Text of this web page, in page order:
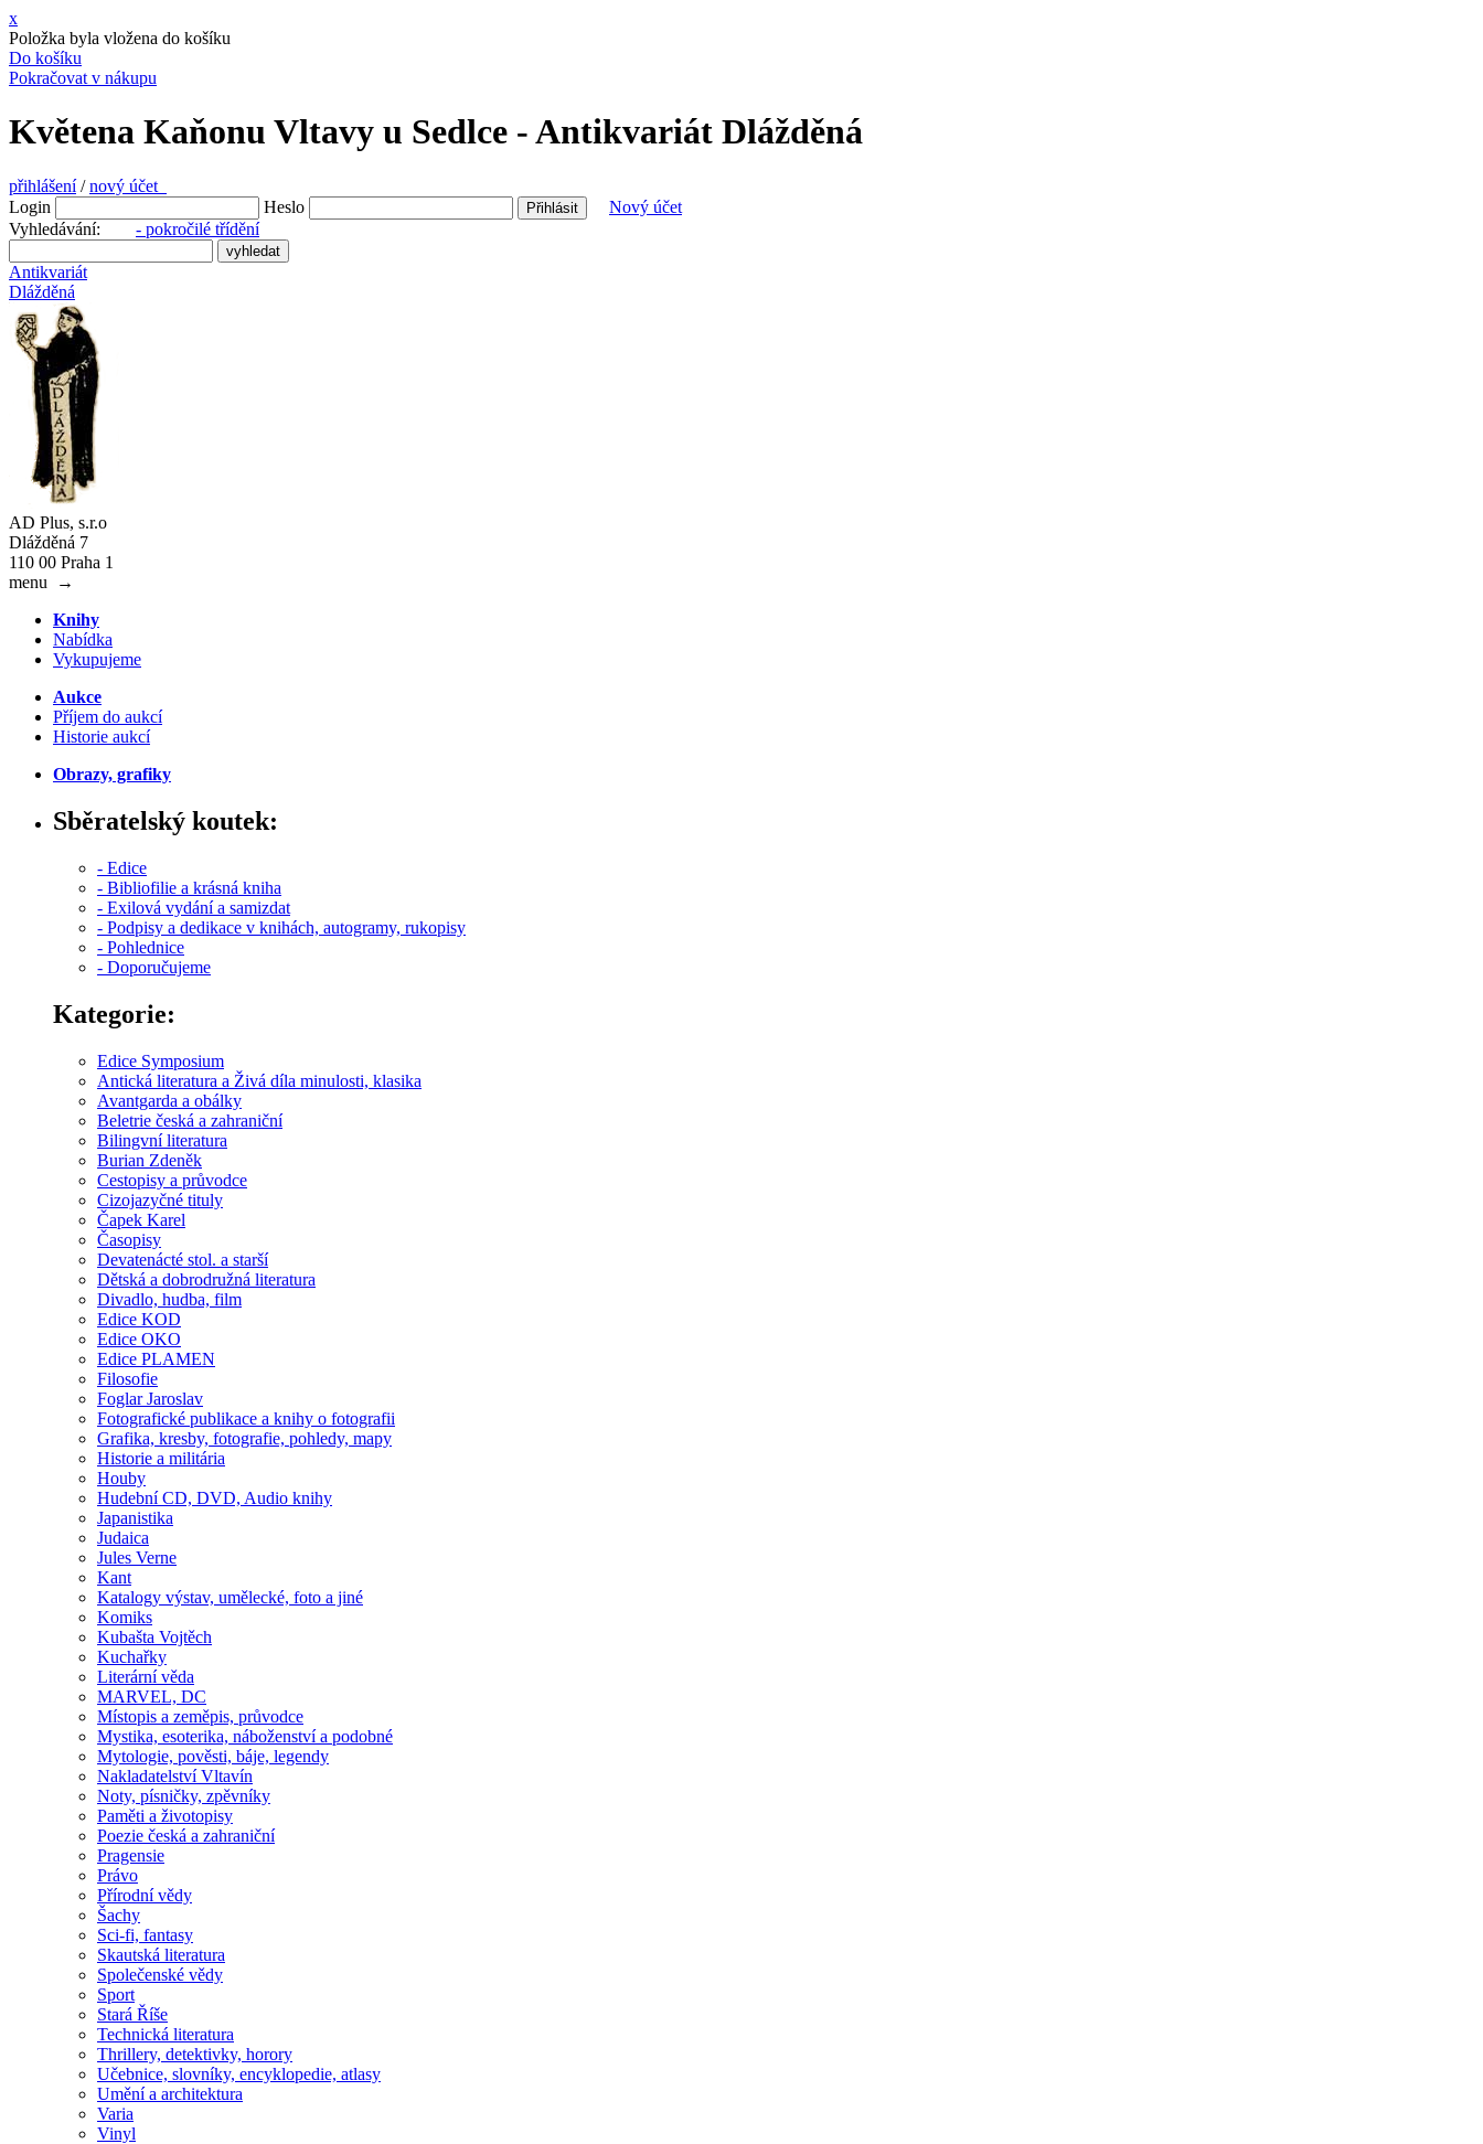
x
Položka byla vložena do košíku
Do košíku
Pokračovat v nákupu
Květena Kaňonu Vltavy u Sedlce - Antikvariát Dlážděná
přihlášení/nový účet
Login
Heslo
Nový účet
Vyhledávání: - pokročilé třídění
Antikvariát
Dlážděná
AD Plus, s.r.o
Dlážděná 7
110 00 Praha 1
menu
→
Knihy
Nabídka
Vykupujeme
Aukce
Příjem do aukcí
Historie aukcí
Obrazy, grafiky
Sběratelský koutek:
- Edice
- Bibliofilie a krásná kniha
- Exilová vydání a samizdat
- Podpisy a dedikace v knihách, autogramy, rukopisy
- Pohlednice
- Doporučujeme
Kategorie:
Edice Symposium
Antická literatura a Živá díla minulosti, klasika
Avantgarda a obálky
Beletrie česká a zahraniční
Bilingvní literatura
Burian Zdeněk
Cestopisy a průvodce
Cizojazyčné tituly
Čapek Karel
Časopisy
Devatenácté stol. a starší
Dětská a dobrodružná literatura
Divadlo, hudba, film
Edice KOD
Edice OKO
Edice PLAMEN
Filosofie
Foglar Jaroslav
Fotografické publikace a knihy o fotografii
Grafika, kresby, fotografie, pohledy, mapy
Historie a militária
Houby
Hudební CD, DVD, Audio knihy
Japanistika
Judaica
Jules Verne
Kant
Katalogy výstav, umělecké, foto a jiné
Komiks
Kubašta Vojtěch
Kuchařky
Literární věda
MARVEL, DC
Místopis a zeměpis, průvodce
Mystika, esoterika, náboženství a podobné
Mytologie, pověsti, báje, legendy
Nakladatelství Vltavín
Noty, písničky, zpěvníky
Paměti a životopisy
Poezie česká a zahraniční
Pragensie
Právo
Přírodní vědy
Šachy
Sci-fi, fantasy
Skautská literatura
Společenské vědy
Sport
Stará Říše
Technická literatura
Thrillery, detektivky, horory
Učebnice, slovníky, encyklopedie, atlasy
Umění a architektura
Varia
Vinyl